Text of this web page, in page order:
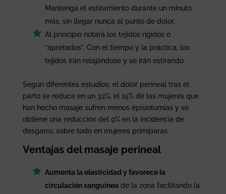
Mantenga el estiramiento durante un minuto
más, sin llegar nunca al punto de dolor.
Al principio notará los tejidos rígidos o
“apretados”. Con el tiempo y la práctica, los
tejidos irán relajándose y se irán estirando.
Según diferentes estudios, el dolor perineal tras el
parto se reduce en un 32%, el 15% de las mujeres que
han hecho masaje sufren menos episiotomías y se
obtiene una reducción del 9% en la incidencia de
desgarro, sobre todo en mujeres primíparas.
Ventajas del masaje perineal
Aumenta la elasticidad y favorece la
circulación sanguíneade la zona facilitando la